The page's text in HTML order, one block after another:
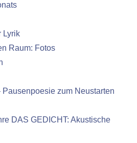
Lyrik
Raum: Fotos
Pausenpoesie zum Neustarten
DAS GEDICHT: Akustische